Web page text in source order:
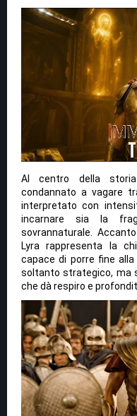
Al centro della
condannato a vagare
interpretato con
incarnare sia la
sovrannaturale.
Lyra rappresenta la
capace di porre fine
soltanto strategico, ma
che dà respiro e